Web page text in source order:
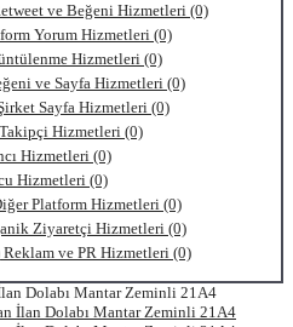
ve Beğeni Hizmetleri (0)
Yorum Hizmetleri (0)
Hizmetleri (0)
ve Sayfa Hizmetleri (0)
Sayfa Hizmetleri (0)
Hizmetleri (0)
Hizmetleri (0)
Hizmetleri (0)
Platform Hizmetleri (0)
Ziyaretçi Hizmetleri (0)
ve PR Hizmetleri (0)
Dolabı Mantar Zeminli 21A4